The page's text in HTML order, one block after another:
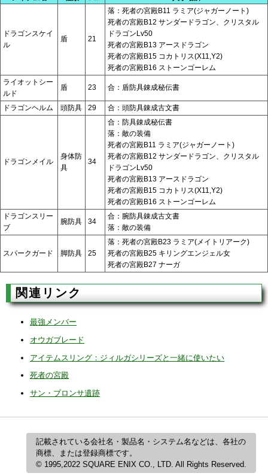
ドラゴンスケイ
ル
盾 21
落：死者の宮殿B11 ラミア(ジャガーノート)
死者の宮殿B12 サンダードラゴン、クリスタル
ドラゴンLv50
死者の宮殿B13 アースドラゴン
死者の宮殿B15 コカトリス(X11,Y2)
死者の宮殿B16 ストーンゴーレム
ライオットシー
ルド
盾 23 合：盾防具錬成秘伝書
ドラゴンヘルム 頭防具 29 合：頭防具錬成古文書
ドラゴンメイル
身体防
具
34
合：防具錬成秘伝書
落：敵の装備
死者の宮殿B11 ラミア(ジャガーノート)
死者の宮殿B12 サンダードラゴン、クリスタル
ドラゴンLv50
死者の宮殿B13 アースドラゴン
死者の宮殿B15 コカトリス(X11,Y2)
死者の宮殿B16 ストーンゴーレム
ドラゴンスリー
ブ
腕防具 34
合：腕防具錬成古文書
落：敵の装備
スパークガード 脚防具 25
落：死者の宮殿B23 ラミア(メイトリアーク)
死者の宮殿B25 キリングエンジェル女
死者の宮殿B27 ナーガ
関連リンク
最強メンバー
オウガブレード
アイテムスリング：ジィルガシリーズと一緒に使いたい
死者の宮殿
サン・ブロンサ遺跡
記載されている会社名・製品名・システム名などは、各社の
商標、または登録商標です。
© 1995,2022 SQUARE ENIX CO., LTD. All Rights Reserved.